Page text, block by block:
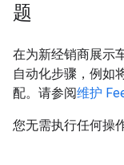
题
在为新经销商展示
自动化步骤，例如
配。请参阅维护
您无需执行任何操